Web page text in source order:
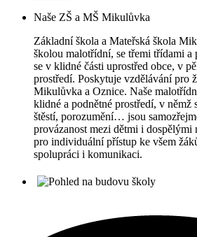
Naše ZŠ a MŠ Mikulůvka
Základní škola a Mateřská škola
školou malotřídní, se třemi třídami a
se v klidné části uprostřed obce, v
prostředí. Poskytuje vzdělávání pro
Mikulůvka a Oznice. Naše
klidné a podnětné prostředí, v němž
štěstí, porozumění… jsou
provázanost mezi dětmi i dospělými
pro individuální přístup ke všem
spolupráci i komunikaci.